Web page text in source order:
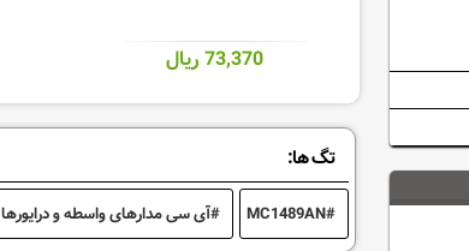
73,370 ریال
تگ ها:
MC1489AN آی سی مدارهای واسطه و درایورها